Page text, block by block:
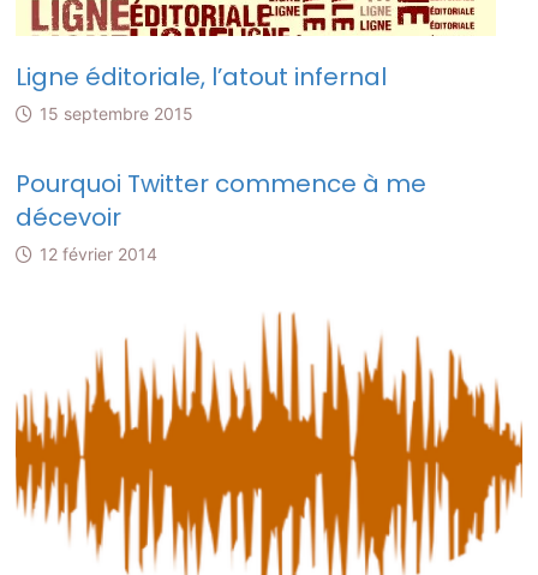
Ligne éditoriale, l’atout infernal
15 septembre 2015
Pourquoi Twitter commence à me
décevoir
12 février 2014